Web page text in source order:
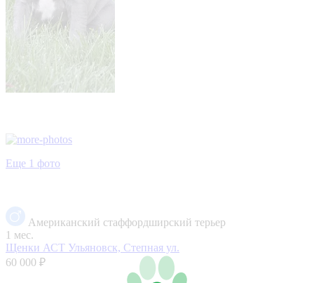
Еще 1 фото
Американский стаффордширский терьер
1 мес.
Щенки АСТ Ульяновск, Степная ул.
60 000 ₽